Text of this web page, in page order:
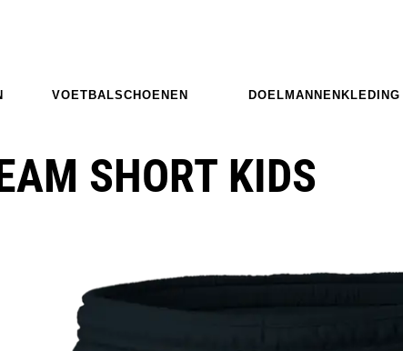
VOETBALSCHOENEN DOELMANNENKLEDING
SHORT KIDS